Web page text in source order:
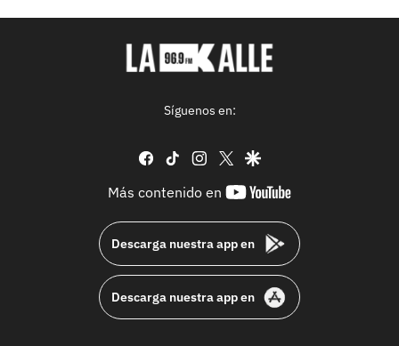
Síguenos en:
facebook
tiktok instagram
twittergoogle
Más contenido en
youtube-
Descarga nuestra app en
Descarga nuestra app en